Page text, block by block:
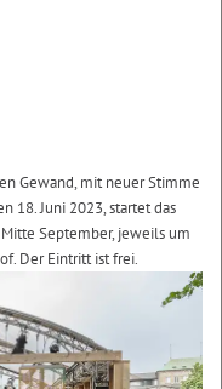
Gewand, mit neuer Stimme
18. Juni 2023, startet das
September, jeweils um
Der Eintritt ist frei.